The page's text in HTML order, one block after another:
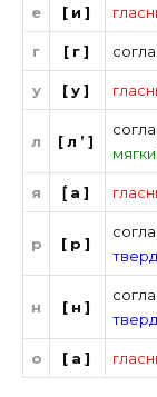
е [и]
г [г]
у [у]
л [л’]
я [́а]
р [р]
н [н]
о [а]